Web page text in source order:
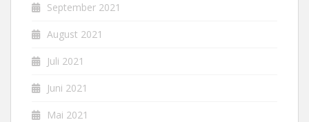
September 2021
August 2021
Juli 2021
Juni 2021
Mai 2021